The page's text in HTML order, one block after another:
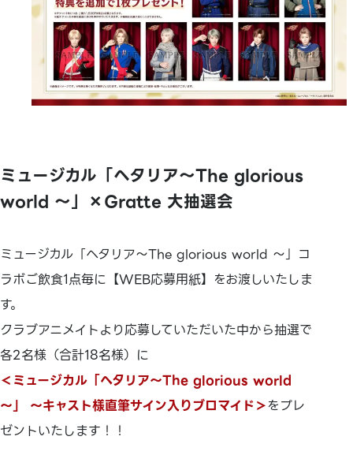
ミュージカル「ヘタリア〜The glorious
world 〜」×Gratte 大抽選会
ミュージカル「ヘタリア〜The glorious world 〜」コ
ラボご飲食1点毎に【WEB応募用紙】をお渡しいたしま
す。
クラブアニメイトより応募していただいた中から抽選で
各2名様（合計18名様）に
＜ミュージカル「ヘタリア〜The glorious world
〜」 〜キャスト様直筆サイン入りブロマイド＞をプレ
ゼントいたします！！